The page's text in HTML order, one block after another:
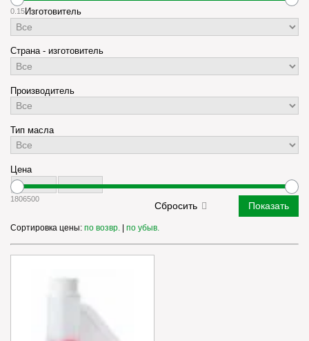
0.15Изготовитель
Страна - изготовитель
Производитель
Тип масла
Цена
1806500
Сортировка цены: по возвр. | по убыв.